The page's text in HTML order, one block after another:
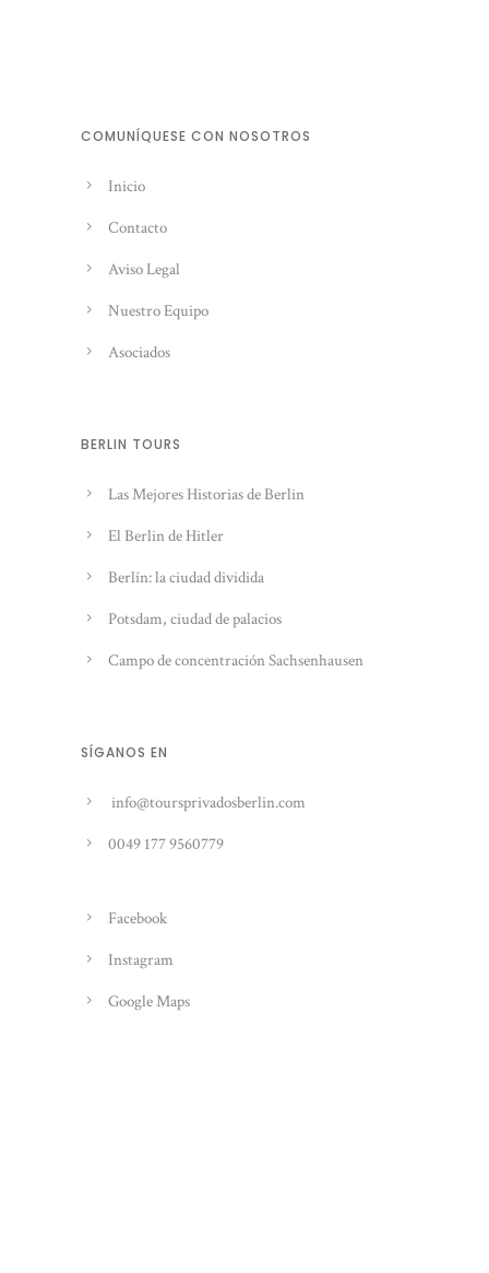
COMUNÍQUESE CON NOSOTROS
Inicio
Contacto
Aviso Legal
Nuestro Equipo
Asociados
BERLIN TOURS
Las Mejores Historias de Berlin
El Berlin de Hitler
Berlín: la ciudad dividida
Potsdam, ciudad de palacios
Campo de concentración Sachsenhausen
SÍGANOS EN
info@toursprivadosberlin.com
0049 177 9560779
Facebook
Instagram
Google Maps